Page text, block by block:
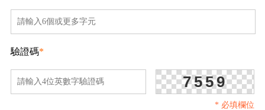
驗證碼*
7559
* 必填欄位